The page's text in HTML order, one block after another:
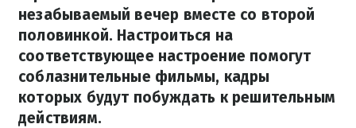
незабываемый вечер вместе со второй
половинкой. Настроиться на
соответствующее настроение помогут
соблазнительные фильмы, кадры
которых будут побуждать к решительным
действиям.